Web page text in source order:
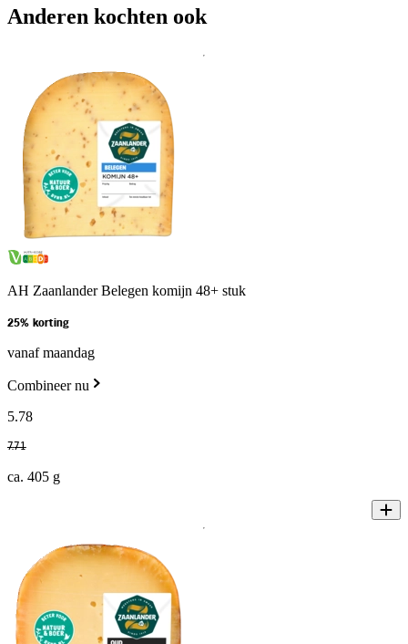
Anderen kochten ook
AH Zaanlander Belegen komijn 48+ stuk
25% korting
vanaf maandag
Combineer nu
5.78
7.71
ca. 405 g